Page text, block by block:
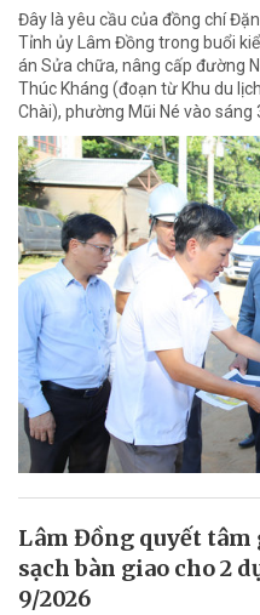
Đây là yêu cầu của đồng chí
Tỉnh ủy Lâm Đồng trong buổi
án Sửa chữa, nâng cấp đường
Thúc Kháng (đoạn từ Khu du
Chài), phường Mũi Né vào sáng
Lâm Đồng quyết
sạch bàn giao cho 2
9/2026